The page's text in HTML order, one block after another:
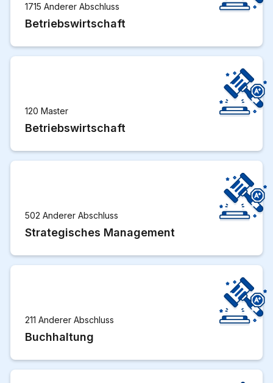
1715 Anderer Abschluss
Betriebswirtschaft
120 Master
Betriebswirtschaft
502 Anderer Abschluss
Strategisches Management
211 Anderer Abschluss
Buchhaltung